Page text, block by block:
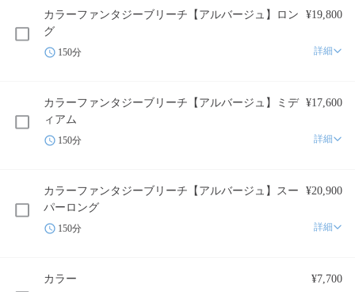
カラーファンタジーブリーチ【アルバージュ】ロン
グ
¥19,800
150分 詳細
カラーファンタジーブリーチ【アルバージュ】ミデ
ィアム
¥17,600
150分 詳細
カラーファンタジーブリーチ【アルバージュ】スー
パーロング
¥20,900
150分 詳細
カラー ¥7,700